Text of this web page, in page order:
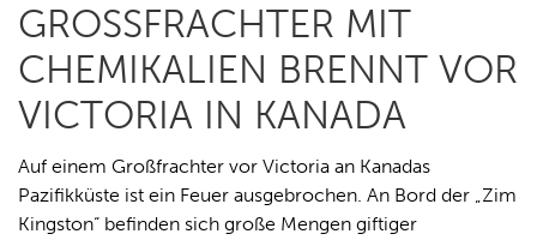
GROSSFRACHTER MIT C
HEMIKALIEN BRENNT VOR V
ICTORIA IN KANADA
Auf einem Großfrachter vor Victoria an Kanadas
Pazifikküste ist ein Feuer ausgebrochen. An Bord der „Zim
Kingston“ befinden sich große Mengen giftiger